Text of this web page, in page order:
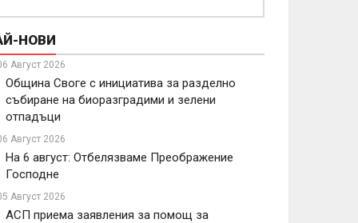
НОВИ
Август 2026
Община Своге с инициатива за разделно
събиране на биоразградими и зелени
отпадъци
Август 2026
На 6 август: Отбелязваме Преображение
Господне
Август 2026
АСП приема заявления за помощ за